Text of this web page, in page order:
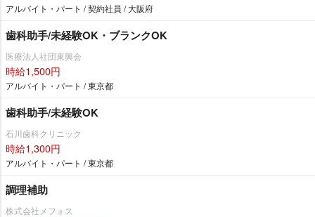
アルバイト・パート / 契約社員 / 大阪府
歯科助手/未経験OK・ブランクOK
医療法人社団東興会
時給1,500円
アルバイト・パート / 東京都
歯科助手/未経験OK
石川歯科クリニック
時給1,300円
アルバイト・パート / 東京都
調理補助
株式会社メフォス